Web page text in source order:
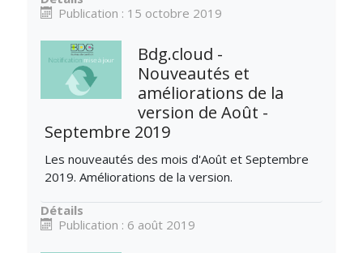
Publication : 15 octobre 2019
Bdg.cloud -
Nouveautés et
améliorations de la
version de Août -
Septembre 2019
Les nouveautés des mois d'Août et Septembre
2019. Améliorations de la version.
Détails
Publication : 6 août 2019